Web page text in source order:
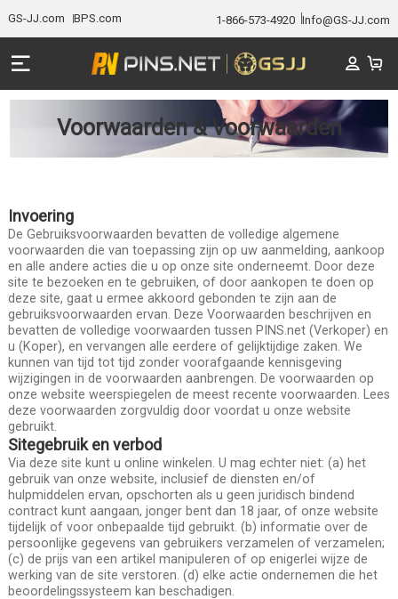
GS-JJ.com BPS.com 1-866-573-4920 Info@GS-JJ.com
Voorwaarden & Voorwaarden
Invoering
De Gebruiksvoorwaarden bevatten de volledige algemene
voorwaarden die van toepassing zijn op uw aanmelding, aankoop
en alle andere acties die u op onze site onderneemt. Door deze
site te bezoeken en te gebruiken, of door aankopen te doen op
deze site, gaat u ermee akkoord gebonden te zijn aan de
gebruiksvoorwaarden ervan. Deze Voorwaarden beschrijven en
bevatten de volledige voorwaarden tussen PINS.net (Verkoper) en
u (Koper), en vervangen alle eerdere of gelijktijdige zaken. We
kunnen van tijd tot tijd zonder voorafgaande kennisgeving
wijzigingen in de voorwaarden aanbrengen. De voorwaarden op
onze website weerspiegelen de meest recente voorwaarden. Lees
deze voorwaarden zorgvuldig door voordat u onze website
gebruikt.
Sitegebruik en verbod
Via deze site kunt u online winkelen. U mag echter niet: (a) het
gebruik van onze website, inclusief de diensten en/of
hulpmiddelen ervan, opschorten als u geen juridisch bindend
contract kunt aangaan, jonger bent dan 18 jaar, of onze website
tijdelijk of voor onbepaalde tijd gebruikt. (b) informatie over de
persoonlijke gegevens van gebruikers verzamelen of verzamelen;
(c) de prijs van een artikel manipuleren of op enigerlei wijze de
werking van de site verstoren. (d) elke actie ondernemen die het
beoordelingssysteem kan beschadigen.